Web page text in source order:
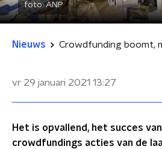
foto:ANP
Nieuws
vr 29 januari 2021 13:27
Het is opvallend, het succes
crowdfundings acties van de